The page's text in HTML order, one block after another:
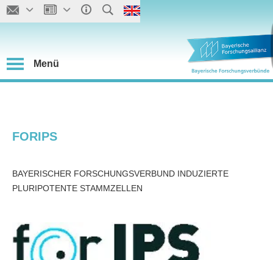
Menü
FORIPS
BAYERISCHER FORSCHUNGSVERBUND INDUZIERTE
PLURIPOTENTE STAMMZELLEN